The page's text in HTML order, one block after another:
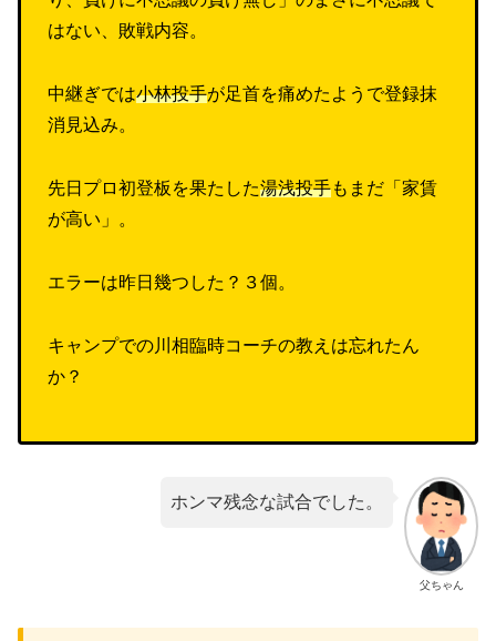
はない、敗戦内容。
中継ぎでは小林投手が足首を痛めたようで登録抹
消見込み。
先日プロ初登板を果たした湯浅投手もまだ「家賃
が高い」。
エラーは昨日幾つした？３個。
キャンプでの川相臨時コーチの教えは忘れたん
か？
父ちゃん
ホンマ残念な試合でした。